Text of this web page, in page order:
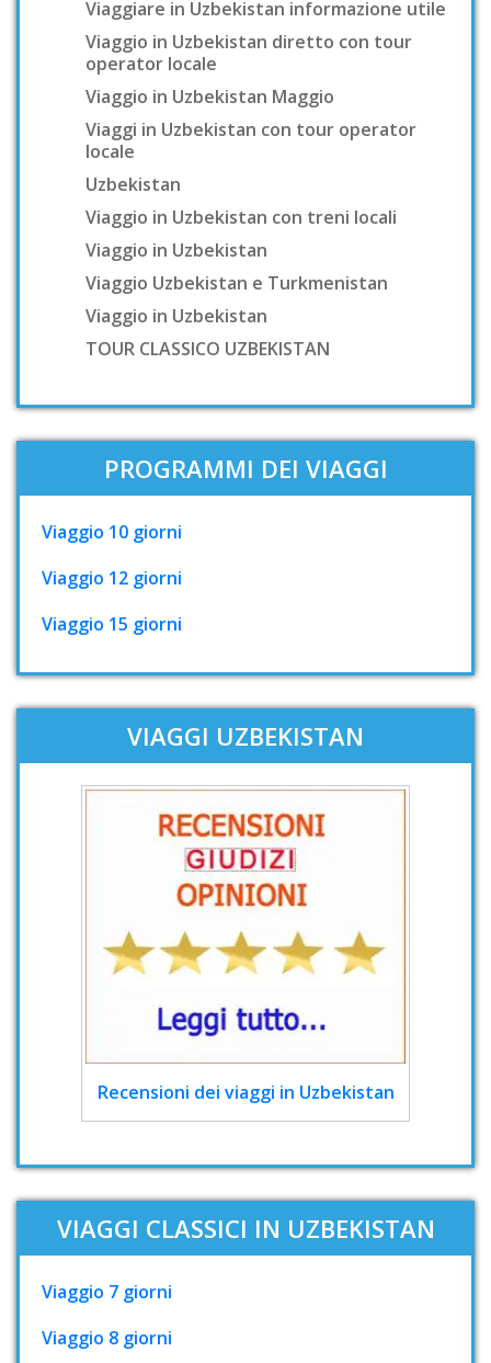
Viaggiare in Uzbekistan informazione utile
Viaggio in Uzbekistan diretto con tour
operator locale
Viaggio in Uzbekistan Maggio
Viaggi in Uzbekistan con tour operator
locale
Uzbekistan
Viaggio in Uzbekistan con treni locali
Viaggio in Uzbekistan
Viaggio Uzbekistan e Turkmenistan
Viaggio in Uzbekistan
TOUR CLASSICO UZBEKISTAN
PROGRAMMI DEI VIAGGI
Viaggio 10 giorni
Viaggio 12 giorni
Viaggio 15 giorni
VIAGGI UZBEKISTAN
Recensioni dei viaggi in Uzbekistan
VIAGGI CLASSICI IN UZBEKISTAN
Viaggio 7 giorni
Viaggio 8 giorni